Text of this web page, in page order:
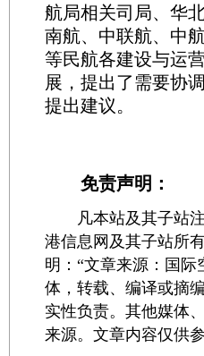
航局相关司局、华
南航、中联航、中
等民航各建设与运
展，提出了需要协
提出建议。
免责声明：
凡本站及其子站注
港信息网及其子站所
明：“文章来源：国
体，转载、编译或摘
实性负责。其他媒体
来源。文章内容仅供